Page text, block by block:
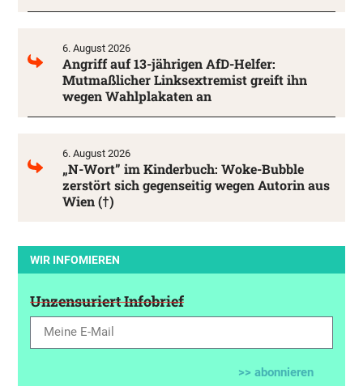
6. August 2026
Angriff auf 13-jährigen AfD-Helfer:
Mutmaßlicher Linksextremist greift ihn
wegen Wahlplakaten an
6. August 2026
„N-Wort” im Kinderbuch: Woke-Bubble
zerstört sich gegenseitig wegen Autorin aus
Wien (†)
WIR INFOMIEREN
Unzensuriert Infobrief
>> abonnieren